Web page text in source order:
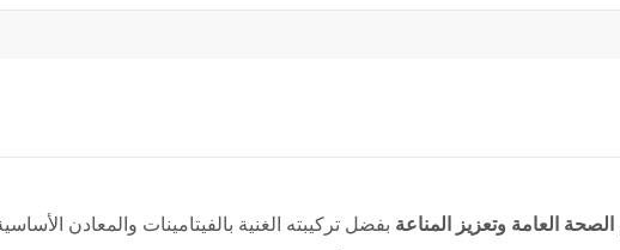
الصحة العامة وتعزيز المناعة بفضل تركيبته الغنية بالفيتامينات والمعادن